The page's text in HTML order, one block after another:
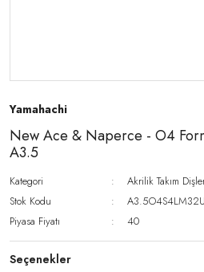
Yamahachi
New Ace & Naperce - O4
A3.5
Kategori
Akrilik Takım
Stok Kodu
Piyasa Fiyatı
40
Seçenekler